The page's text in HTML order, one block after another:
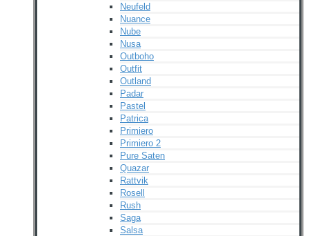
Neufeld
Nuance
Nube
Nusa
Outboho
Outfit
Outland
Padar
Pastel
Patrica
Primiero
Primiero 2
Pure Saten
Quazar
Rattvik
Rosell
Rush
Saga
Salsa